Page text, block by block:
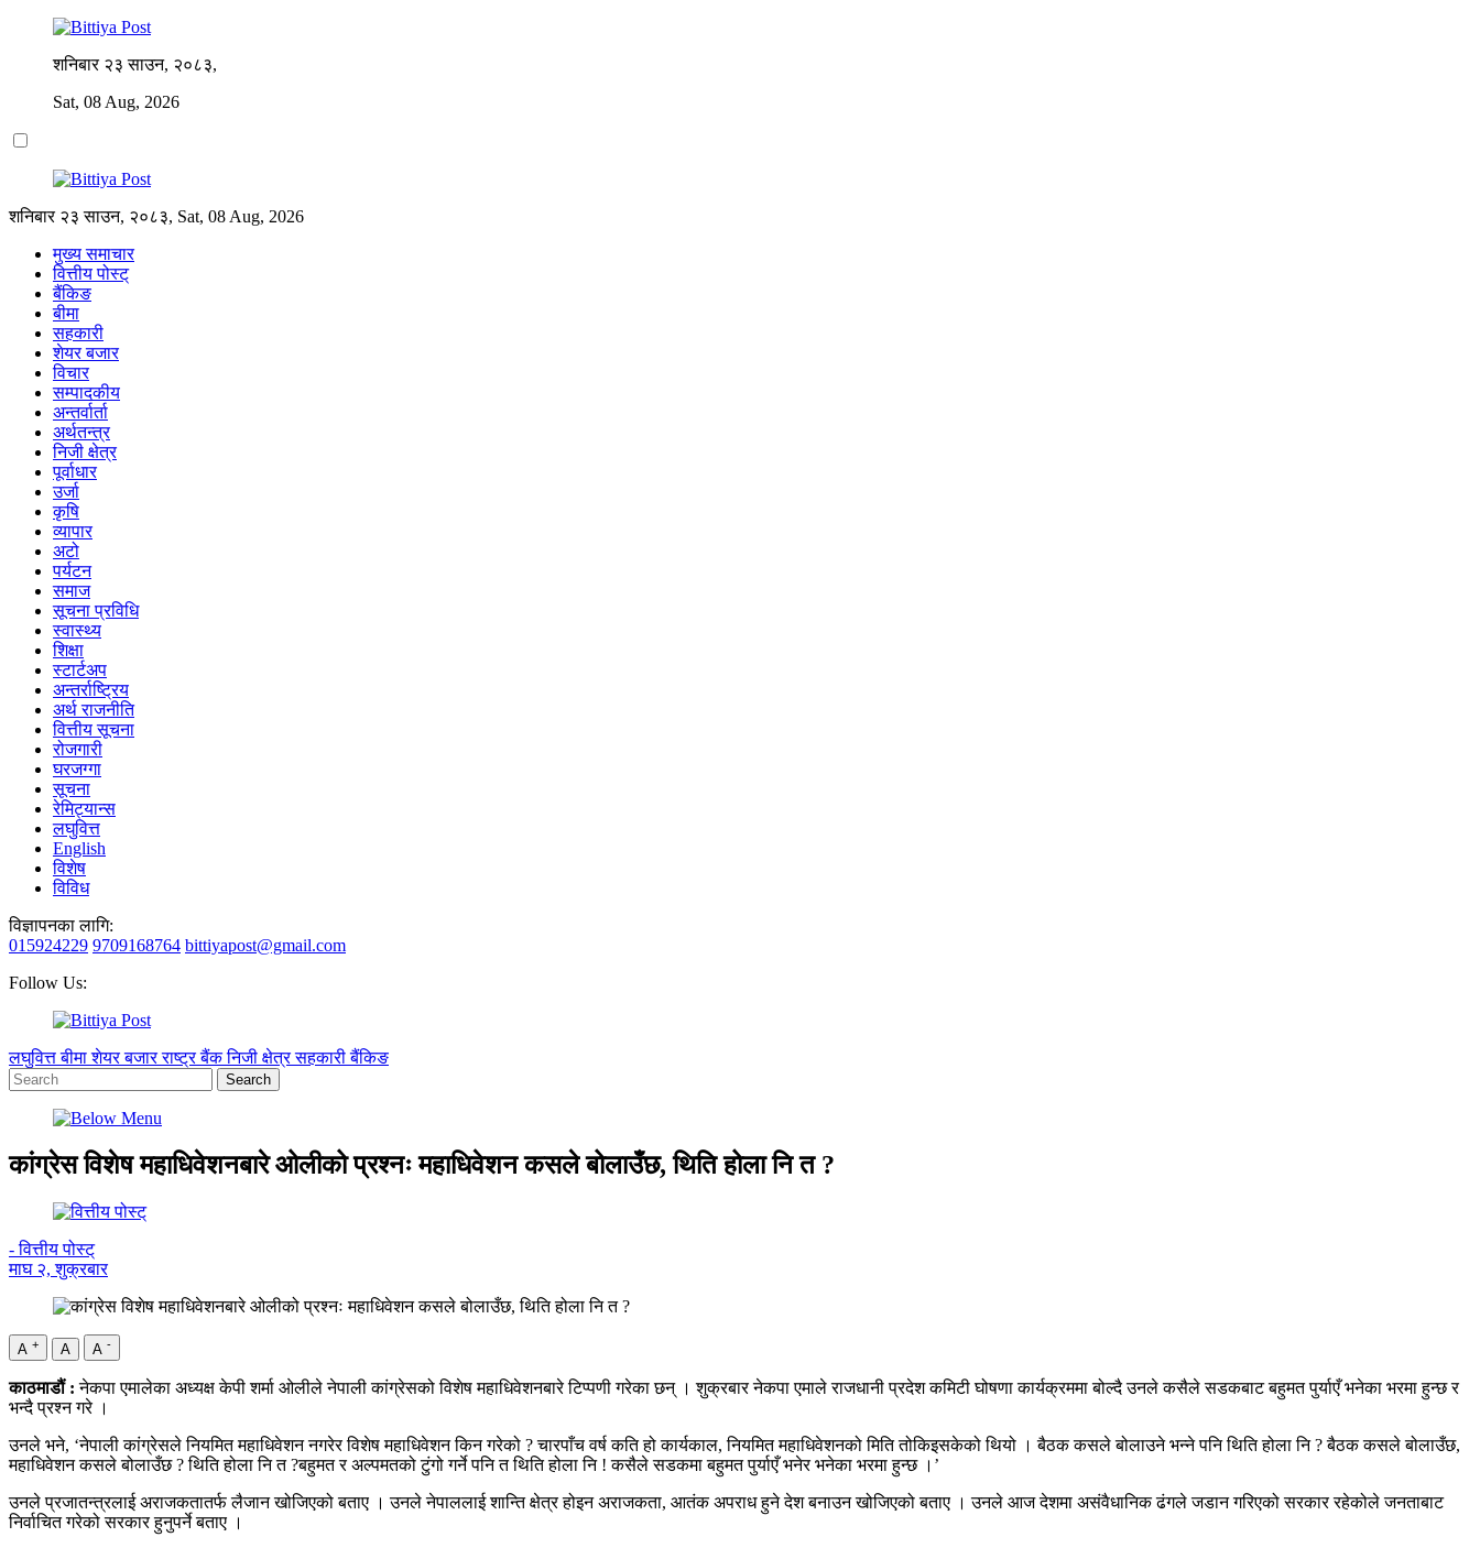
शनिबार २३ साउन, २०८३,
Sat, 08 Aug, 2026
शनिबार २३ साउन, २०८३, Sat, 08 Aug, 2026
मुख्य समाचार
वित्तीय पोस्ट्
बैंकिङ
बीमा
सहकारी
शेयर बजार
विचार
सम्पादकीय
अन्तर्वार्ता
अर्थतन्त्र
निजी क्षेत्र
पूर्वाधार
उर्जा
कृषि
व्यापार
अटो
पर्यटन
समाज
सूचना प्रविधि
स्वास्थ्य
शिक्षा
स्टार्टअप
अन्तर्राष्ट्रिय
अर्थ राजनीति
वित्तीय सूचना
रोजगारी
घरजग्गा
सूचना
रेमिट्यान्स
लघुवित्त
English
विशेष
विविध
विज्ञापनका लागि:
015924229 9709168764 bittiyapost@gmail.com
Follow Us:
लघुवित्तबीमाशेयर बजारराष्ट्र बैंकनिजी क्षेत्रसहकारीबैंकिङ
कांग्रेस विशेष महाधिवेशनबारे ओलीको प्रश्नः महाधिवेशन कसले बोलाउँछ, थिति होला नि त ?
- वित्तीय पोस्ट्
माघ २, शुक्रबार
A + A A -
काठमाडौं :नेकपा एमालेका अध्यक्ष केपी शर्मा ओलीले नेपाली कांग्रेसको विशेष महाधिवेशनबारे टिप्पणी गरेका छन् । शुक्रबार नेकपा एमाले राजधानी प्रदेश कमिटी घोषणा कार्यक्रममा बोल्दै उनले कसैले सडकबाट बहुमत पुर्याएँ भनेका भरमा हुन्छ र
भन्दै प्रश्न गरे ।
उनले भने, ‘नेपाली कांग्रेसले नियमित महाधिवेशन नगरेर विशेष महाधिवेशन किन गरेको ? चारपाँच वर्ष कति हो कार्यकाल, नियमित महाधिवेशनको मिति तोकिइसकेको थियो । बैठक कसले बोलाउने भन्ने पनि थिति होला नि ? बैठक कसले बोलाउँछ,
महाधिवेशन कसले बोलाउँछ ? थिति होला नि त ?बहुमत र अल्पमतको टुंगो गर्ने पनि त थिति होला नि ! कसैले सडकमा बहुमत पुर्याएँ भनेर भनेका भरमा हुन्छ ।’
उनले प्रजातन्त्रलाई अराजकतातर्फ लैजान खोजिएको बताए । उनले नेपाललाई शान्ति क्षेत्र होइन अराजकता, आतंक अपराध हुने देश बनाउन खोजिएको बताए । उनले आज देशमा असंवैधानिक ढंगले जडान गरिएको सरकार रहेकोले जनताबाट
निर्वाचित गरेको सरकार हुनुपर्ने बताए ।